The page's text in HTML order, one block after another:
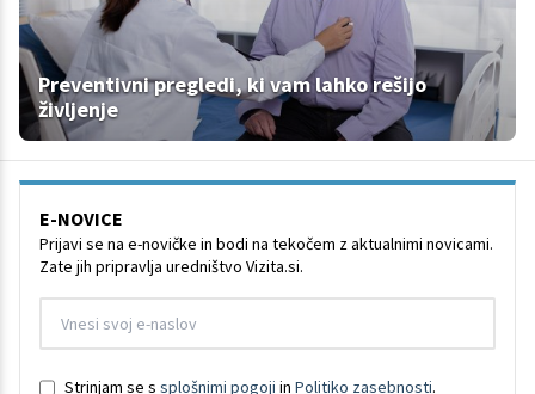
Preventivni pregledi, ki vam lahko rešijo
življenje
E-NOVICE
Prijavi se na e-novičke in bodi na tekočem z aktualnimi novicami.
Zate jih pripravlja uredništvo Vizita.si.
Strinjam se s splošnimi pogoji in Politiko zasebnosti.